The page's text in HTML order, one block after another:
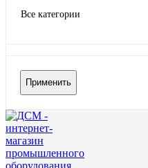
Все категории
Применить